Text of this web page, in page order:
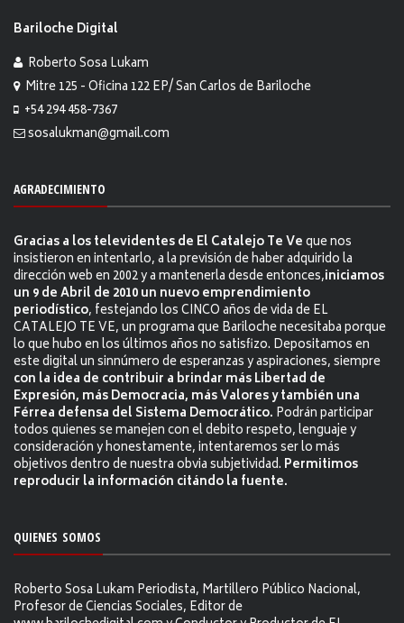
Bariloche Digital
Roberto Sosa Lukam
Mitre 125 - Oficina 122 EP/ San Carlos de Bariloche
+54 294 458-7367
sosalukman@gmail.com
AGRADECIMIENTO
Gracias a los televidentes de El Catalejo Te Veque nos
insistieron en intentarlo, a la previsión de haber adquirido la
dirección web en 2002 y a mantenerla desde entonces,iniciamos
un 9 de Abril de 2010 un nuevo emprendimiento
periodístico, festejando los CINCO años de vida de EL
CATALEJO TE VE, un programa que Bariloche necesitaba porque
lo que hubo en los últimos años no satisfizo. Depositamos en
este digital un sinnúmero de esperanzas y aspiraciones, siempre
con la idea de contribuir a brindar más Libertad de
Expresión, más Democracia, más Valores y también una
Férrea defensa del Sistema Democrático. Podrán participar
todos quienes se manejen con el debito respeto, lenguaje y
consideración y honestamente, intentaremos ser lo más
objetivos dentro de nuestra obvia subjetividad. Permitimos
reproducir la información citándo la fuente.
QUIENES SOMOS
Roberto Sosa Lukam Periodista, Martillero Público Nacional,
Profesor de Ciencias Sociales, Editor de